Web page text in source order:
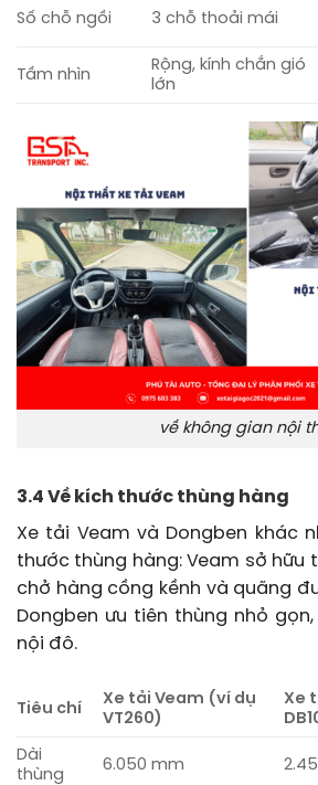
Số chỗ ngồi 3 chỗ thoải mái
Tầm nhìn
Rộng, kính chắn gió
lớn
về không gian nội
3.4 Về kích thước thùng hàng
Xe tải Veam và Dongben khác
thước thùng hàng: Veam sở hữu
chở hàng cồng kềnh và quãng
Dongben ưu tiên thùng nhỏ
nội đô.
Tiêu chí
Xe tải Veam (ví dụ
VT260)
Xe
Dài
thùng
6.050 mm